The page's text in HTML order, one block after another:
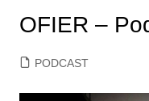
OFIER –
PODCAST